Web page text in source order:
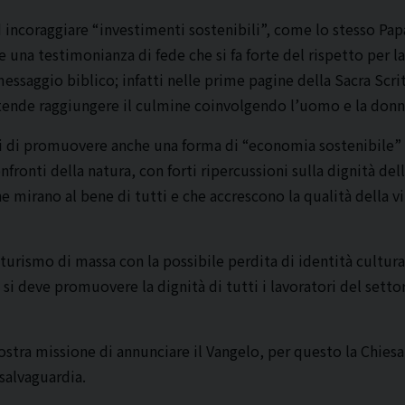
“investimenti sostenibili”, come lo stesso
testimonianza di fede che si fa forte del rispetto per
biblico; infatti nelle prime pagine della Sacra
raggiungere il culmine coinvolgendo l’uomo e la
promuovere anche una forma di “economia
della natura, con forti ripercussioni sulla dignità
mirano al bene di tutti e che accrescono la qualità della
di massa con la possibile perdita di identità
deve promuovere la dignità di tutti i lavoratori del
missione di annunciare il Vangelo, per questo la